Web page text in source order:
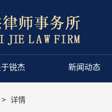
锐杰 新闻动态
> 详情